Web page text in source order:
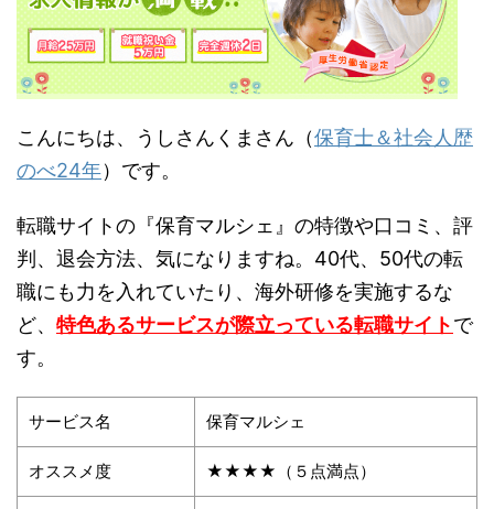
こんにちは、うしさんくまさん（保育士＆社会人歴
のべ24年）です。
転職サイトの『保育マルシェ』の特徴や口コミ、評
判、退会方法、気になりますね。40代、50代の転
職にも力を入れていたり、海外研修を実施するな
ど、 特色あるサービスが際立っている転職サイトで
す。
サービス名 保育マルシェ
オススメ度 ★★★★（５点満点）